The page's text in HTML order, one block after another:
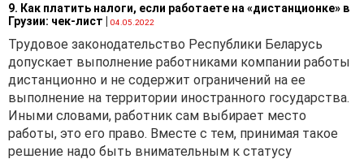
9. Как платить налоги, если работаете на «дистанционке» в
Грузии: чек-лист
04.05.2022
Трудовое законодательство Республики Беларусь
допускает выполнение работниками компании работы
дистанционно и не содержит ограничений на ее
выполнение на территории иностранного государства.
Иными словами, работник сам выбирает место
работы, это его право. Вместе с тем, принимая такое
решение надо быть внимательным к статусу